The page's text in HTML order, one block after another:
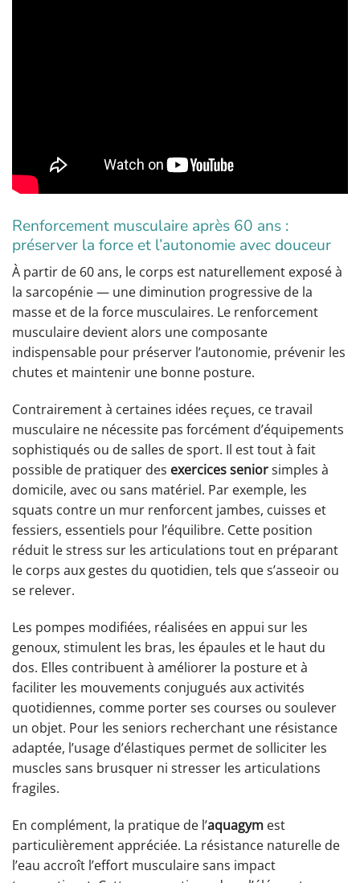
Renforcement musculaire après 60 ans :
préserver la force et l’autonomie avec douceur
À partir de 60 ans, le corps est naturellement exposé à
la sarcopénie — une diminution progressive de la
masse et de la force musculaires. Le renforcement
musculaire devient alors une composante
indispensable pour préserver l’autonomie, prévenir les
chutes et maintenir une bonne posture.
Contrairement à certaines idées reçues, ce travail
musculaire ne nécessite pas forcément d’équipements
sophistiqués ou de salles de sport. Il est tout à fait
possible de pratiquer des exercices seniorsimples à
domicile, avec ou sans matériel. Par exemple, les
squats contre un mur renforcent jambes, cuisses et
fessiers, essentiels pour l’équilibre. Cette position
réduit le stress sur les articulations tout en préparant
le corps aux gestes du quotidien, tels que s’asseoir ou
se relever.
Les pompes modifiées, réalisées en appui sur les
genoux, stimulent les bras, les épaules et le haut du
dos. Elles contribuent à améliorer la posture et à
faciliter les mouvements conjugués aux activités
quotidiennes, comme porter ses courses ou soulever
un objet. Pour les seniors recherchant une résistance
adaptée, l’usage d’élastiques permet de solliciter les
muscles sans brusquer ni stresser les articulations
fragiles.
En complément, la pratique de l’aquagym est
particulièrement appréciée. La résistance naturelle de
l’eau accroît l’effort musculaire sans impact